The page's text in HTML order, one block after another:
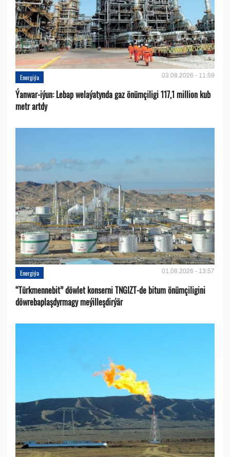
Energiýa 03.08.2026 - 11:59
Ýanwar-iýun: Lebap welaýatynda gaz önümçiligi 117,1 million kub
metr artdy
Energiýa 01.08.2026 - 13:57
“Türkmennebit” döwlet konserni TNGIZT-de bitum önümçiligini
döwrebaplaşdyrmagy meýilleşdirýär